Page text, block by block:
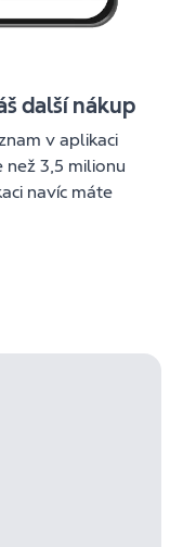
další nákup
v aplikaci
3,5 milionu
navíc máte